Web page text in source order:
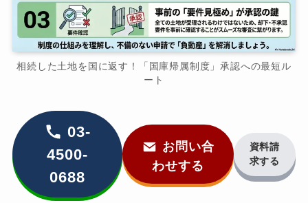
相続した土地を国に返す！「国庫帰属制度」承認への最短ル
ート
03-
4500-
0688
お問い合
わせする
資料請
求する